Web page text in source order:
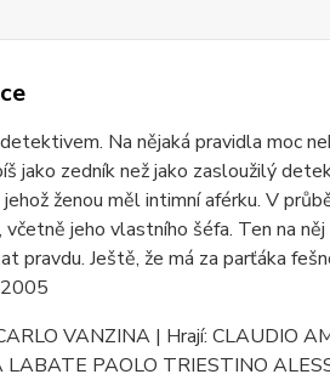
Na nějaká pravidla moc
jako zedník než jako zasloužilý
ženou měl intimní aférku. V
jeho vlastního šéfa. Ten na
pravdu. Ještě, že má za parťáka
VANZINA | Hrají: CLAUDIO
PAOLO TRIESTINO